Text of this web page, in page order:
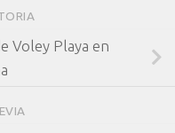
Voley Playa en